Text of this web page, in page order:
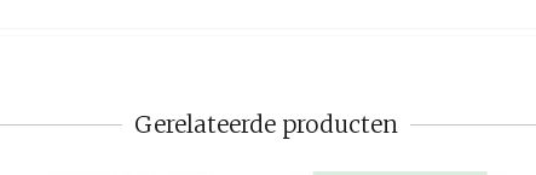
Gerelateerde producten